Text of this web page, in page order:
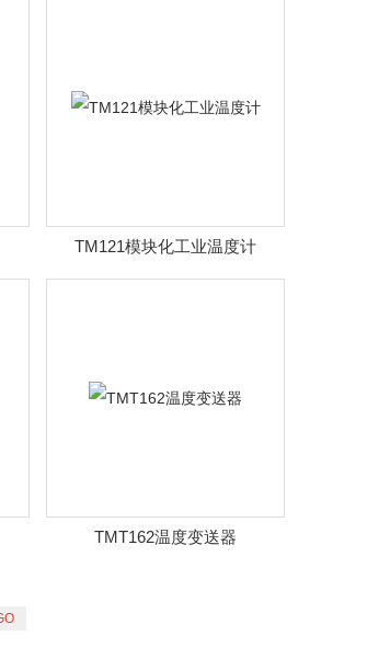
TM121模块化工业温度计
TMT162温度变送器